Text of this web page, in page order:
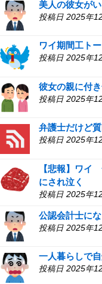
美人の彼女が
投稿日 2025年
ワイ期間工ト
投稿日 2025年
彼女の親に付
投稿日 2025年
弁護士だけど
投稿日 2025年
【悲報】ワイ
にされ泣く
投稿日 2025年
公認会計士に
投稿日 2025年
一人暮らしで
投稿日 2025年